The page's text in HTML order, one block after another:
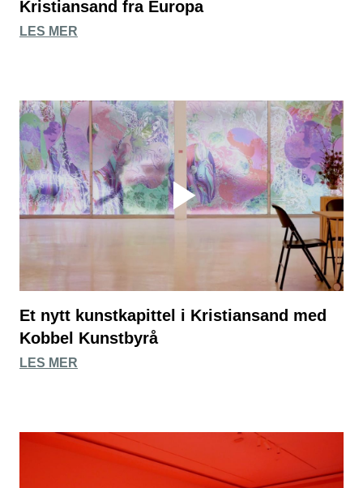
Kristiansand fra Europa
LES MER
Et nytt kunstkapittel i Kristiansand med
Kobbel Kunstbyrå
LES MER